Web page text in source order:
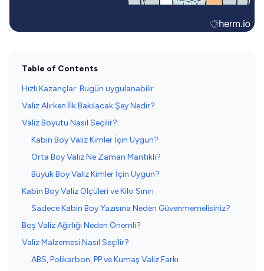
Table of Contents
Hızlı Kazançlar: Bugün uygulanabilir
Valiz Alırken İlk Bakılacak Şey Nedir?
Valiz Boyutu Nasıl Seçilir?
Kabin Boy Valiz Kimler İçin Uygun?
Orta Boy Valiz Ne Zaman Mantıklı?
Büyük Boy Valiz Kimler İçin Uygun?
Kabin Boy Valiz Ölçüleri ve Kilo Sınırı
Sadece Kabin Boy Yazısına Neden Güvenmemelisiniz?
Boş Valiz Ağırlığı Neden Önemli?
Valiz Malzemesi Nasıl Seçilir?
ABS, Polikarbon, PP ve Kumaş Valiz Farkı